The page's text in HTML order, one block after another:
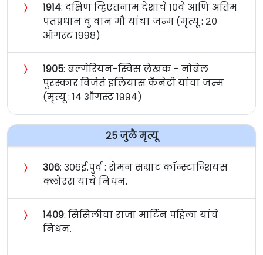
〉 १९१४: दक्षिण व्हिएतनाम देशाचे १०वे आणि अंतिम
पंतप्रधान वु वान मौ यांचा जन्म (मृत्यू : २०
ऑगस्ट १९९८)
〉 १९०५: बल्गेरियन-स्विस लेखक - नोबेल
पुरस्कार विजेते इलियास कॅनेटी यांचा जन्म
(मृत्यू : १४ ऑगस्ट १९९४)
२५ जुलै मृत्यू
〉 ३०६: ३०६ई.पुर्व : रोमन सम्राट कॉन्स्टान्शियस
क्लोरस यांचे निधन.
〉 १४०९: सिसिलीचा राजा मार्टिन पहिला यांचे
निधन.